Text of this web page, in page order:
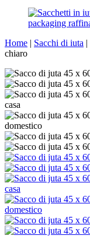
Home | Sacchi di iuta |
chiaro